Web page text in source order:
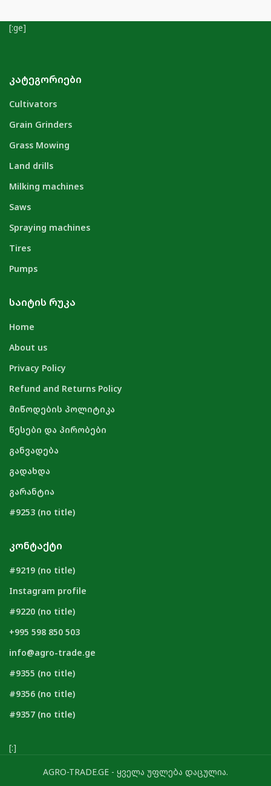
[:ge]
ᲙᲐᲢᲔᲒᲝᲠᲘᲔᲑᲘ
Cultivators
Grain Grinders
Grass Mowing
Land drills
Milking machines
Saws
Spraying machines
Tires
Pumps
ᲡᲐᲘᲢᲘᲡ ᲠᲣᲙᲐ
Home
About us
Privacy Policy
Refund and Returns Policy
მიწოდების პოლიტიკა
წესები და პირობები
განვადება
გადახდა
გარანტია
#9253 (no title)
ᲙᲝᲜᲢᲐᲥᲢᲘ
#9219 (no title)
Instagram profile
#9220 (no title)
+995 598 850 503
info@agro-trade.ge
#9355 (no title)
#9356 (no title)
#9357 (no title)
[:]
AGRO-TRADE.GE - ყველა უფლება დაცულია.